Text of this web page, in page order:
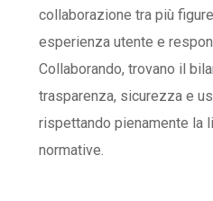
collaborazione tra più
esperienza utente e
Collaborando, trovano il
trasparenza, sicurezza e
rispettando pienamente la
normative.